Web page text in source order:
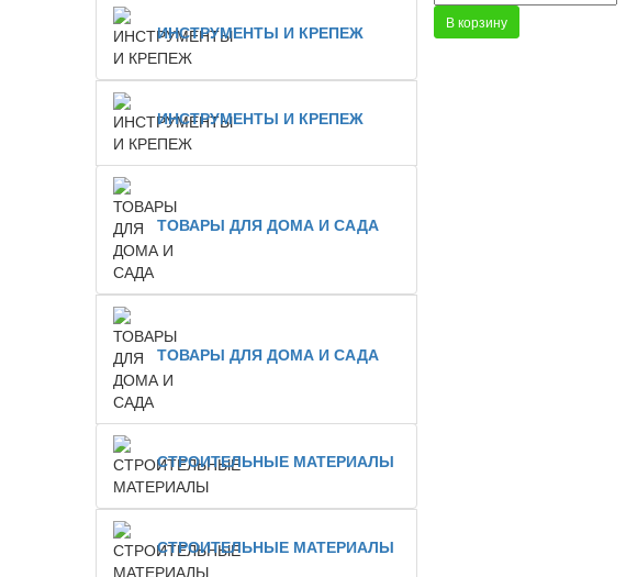
ИНСТРУМЕНТЫ И КРЕПЕЖ
ИНСТРУМЕНТЫ И КРЕПЕЖ
ТОВАРЫ ДЛЯ ДОМА И САДА
ТОВАРЫ ДЛЯ ДОМА И САДА
СТРОИТЕЛЬНЫЕ МАТЕРИАЛЫ
СТРОИТЕЛЬНЫЕ МАТЕРИАЛЫ
В корзину